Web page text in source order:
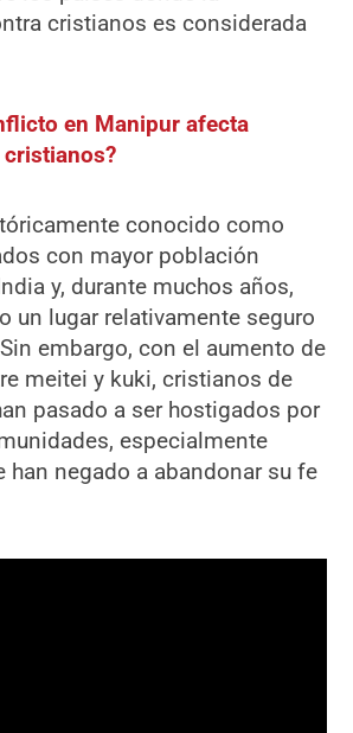
cristianos es considerada
en Manipur afecta
conocido como
con mayor población
y, durante muchos años,
un lugar relativamente seguro
embargo, con el aumento de
meitei y kuki, cristianos de
pasado a ser hostigados por
especialmente
han negado a abandonar su fe